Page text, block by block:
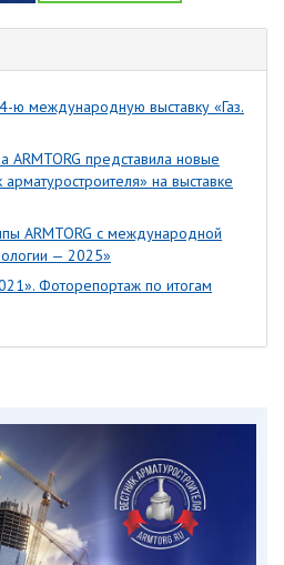
ю международную выставку «Газ.
представила новые
на выставке
ARMTORG с международной
— 2025»
Фоторепортаж по итогам